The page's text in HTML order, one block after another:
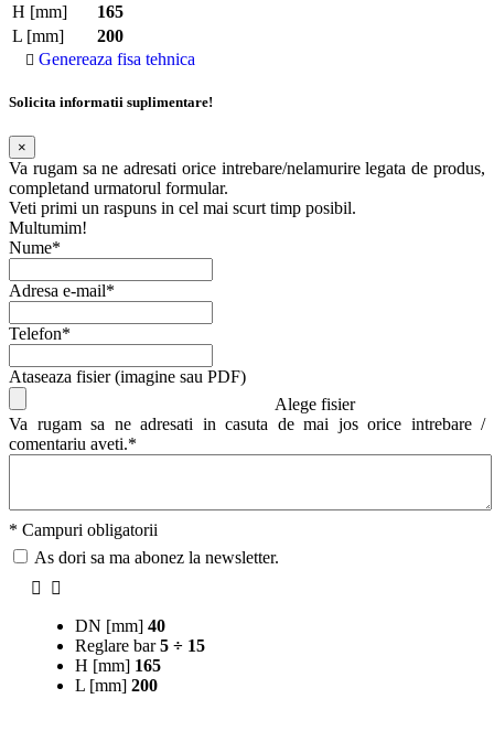
H [mm]
165
L [mm]
200
Genereaza fisa tehnica
Solicita informatii suplimentare!
×
Va rugam sa ne adresati orice intrebare/nelamurire legata de produs,
completand urmatorul formular.
Veti primi un raspuns in cel mai scurt timp posibil.
Multumim!
Nume*
Adresa e-mail*
Telefon*
Ataseaza fisier (imagine sau PDF)
Alege fisier
Va rugam sa ne adresati in casuta de mai jos orice intrebare /
comentariu aveti.*
* Campuri obligatorii
As dori sa ma abonez la newsletter.
DN [mm] 40
Reglare bar 5 ÷ 15
H [mm] 165
L [mm] 200